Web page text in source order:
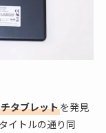
タブレットを発見
イトルの通り同